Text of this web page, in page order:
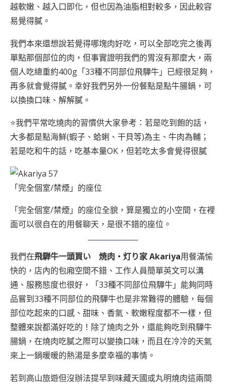
越軟嫩、越入口即化，但也因為油脂相對較多，因此較容
易覺得膩。
我們本來還想說若覺得哪塊肉好吃，可以全部吃完之後再
單點那個部位的肉，但事實證明我們的胃沒有那麼大，兩
個人吃總重約400g「33種不同部位飛驒牛」已經很足夠，
再多就會覺得膩。幸好我們另外一份餐點是點牛腸鍋，可
以換換口味、解解膩。
⭐我們平常吃燒肉的習慣供大家參考：若是吃到飽的話，
大多都是點海鮮(蝦子、蛤蜊、干貝等)為主、牛肉為輔；
若是吃和牛的話，吃基本量OK，但若吃太多會覺得很膩
「完全個室/禁煙」的座位
「完全個室/禁煙」的座位全貌，算是獨立的小空間，在裡
面可以很自在的用餐聊天，是很不錯的座位。
我們在飛騨牛一頭買い 焼肉・灯り家 Akariya用餐滿愉
快的，店內的包廂空間不錯、工作人員簡單英文可以溝
通、服務態度也很好，「33種不同部位飛驒牛」能夠同時
品嘗到33種不同部位的飛驒牛也是非常難得的體驗，每個
部位吃起來的口感、甜味、香氣、軟嫩程度都不一樣，但
整體來說都滿好吃的！除了燒肉之外，還能夠吃到飛驒牛
腸鍋，在燒肉吃膩之際可以變換口味，而且在冷冷的天氣
來上一鍋暖暖的熱湯是多麼幸福的事情。
若到高山旅遊但沒辦法提早到味藏天國或丸明燒肉這兩間